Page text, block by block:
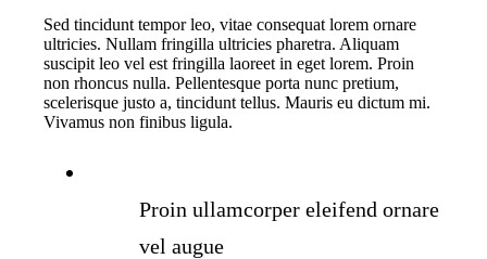
Sed tincidunt tempor leo, vitae consequat lorem ornare
ultricies. Nullam fringilla ultricies pharetra. Aliquam
suscipit leo vel est fringilla laoreet in eget lorem. Proin
non rhoncus nulla. Pellentesque porta nunc pretium,
scelerisque justo a, tincidunt tellus. Mauris eu dictum mi.
Vivamus non finibus ligula.
Proin ullamcorper eleifend ornare
vel augue